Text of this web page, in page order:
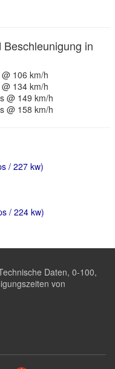
in
106 km/h
134 km/h
@ 149 km/h
@ 158 km/h
/ 227 kw)
/ 224 kw)
Daten, 0-100,
von